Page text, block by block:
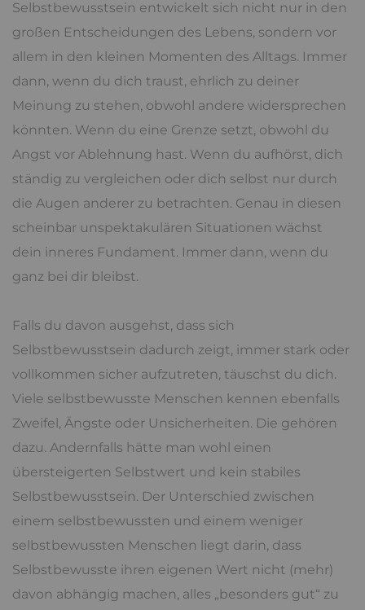
Selbstbewusstsein entwickelt sich nicht nur in den
großen Entscheidungen des Lebens, sondern vor
allem in den kleinen Momenten des Alltags. Immer
dann, wenn du dich traust, ehrlich zu deiner
Meinung zu stehen, obwohl andere widersprechen
könnten. Wenn du eine Grenze setzt, obwohl du
Angst vor Ablehnung hast. Wenn du aufhörst, dich
ständig zu vergleichen oder dich selbst nur durch
die Augen anderer zu betrachten. Genau in diesen
scheinbar unspektakulären Situationen wächst
dein inneres Fundament. Immer dann, wenn du
ganz bei dir bleibst.
Falls du davon ausgehst, dass sich
Selbstbewusstsein dadurch zeigt, immer stark oder
vollkommen sicher aufzutreten, täuschst du dich.
Viele selbstbewusste Menschen kennen ebenfalls
Zweifel, Ängste oder Unsicherheiten. Die gehören
dazu. Andernfalls hätte man wohl einen
übersteigerten Selbstwert und kein stabiles
Selbstbewusstsein. Der Unterschied zwischen
einem selbstbewussten und einem weniger
selbstbewussten Menschen liegt darin, dass
Selbstbewusste ihren eigenen Wert nicht (mehr)
davon abhängig machen, alles „besonders gut“ zu